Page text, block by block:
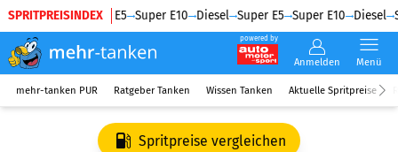
SPRITPREISINDEX
Diesel Super E5 Super E10 Diesel Super E5 Super E10 Diesel
powered by
Anmelden Menü
mehr-tanken PUR Ratgeber Tanken Wissen Tanken Aktuelle Spritpreise
Spritpreise vergleichen